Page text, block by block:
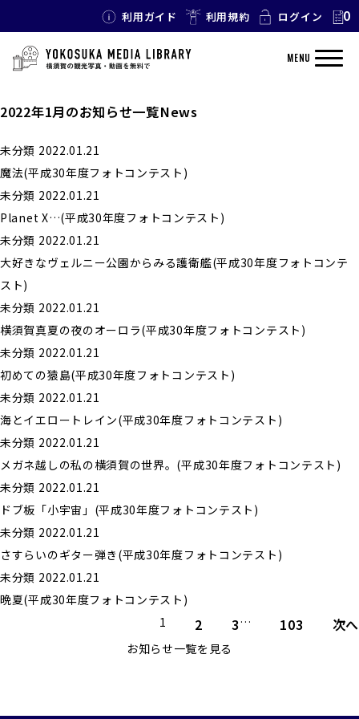
利用ガイド 利用規約 ログイン 0
MENU
2022年1月のお知らせ一覧News
未分類 2022.01.21
魔法(平成30年度フォトコンテスト)
未分類 2022.01.21
Planet X…(平成30年度フォトコンテスト)
未分類 2022.01.21
大好きなヴェルニー公園からみる護衛艦(平成30年度フォトコンテ
スト)
未分類 2022.01.21
横須賀真夏の夜のオーロラ(平成30年度フォトコンテスト)
未分類 2022.01.21
初めての猿島(平成30年度フォトコンテスト)
未分類 2022.01.21
海とイエロートレイン(平成30年度フォトコンテスト)
未分類 2022.01.21
メガネ越しの私の横須賀の世界。(平成30年度フォトコンテスト)
未分類 2022.01.21
ドブ板「小宇宙」(平成30年度フォトコンテスト)
未分類 2022.01.21
さすらいのギター弾き(平成30年度フォトコンテスト)
未分類 2022.01.21
晩夏(平成30年度フォトコンテスト)
ー
1 2 3… 103 次へ
お知らせ一覧を見る